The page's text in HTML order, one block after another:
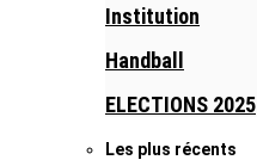
Institution
Handball
ELECTIONS 2025
Les plus récents